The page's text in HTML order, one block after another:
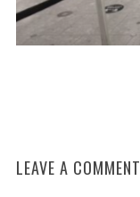
LEAVE A COMMENT